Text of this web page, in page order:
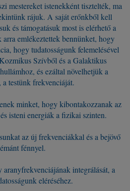
mestereket istenekként tisztelték, ma
rájuk. A saját erőnkből kell
és támogatásuk most is elérhető a
emlékeztettek bennünket, hogy
hogy tudatosságunk felemelésével
Szívből és a Galaktikus
és ezáltal növelhetjük a
a testünk frekvenciáját.
minket, hogy kibontakozzanak az
isteni energiák a fizikai szinten.
az új frekvenciákkal és a bejövő
fénnyel.
integrálását, a
eléréséhez.